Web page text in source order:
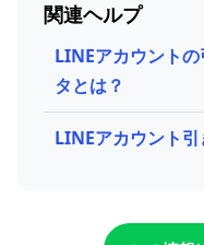
関連ヘルプ
LINEアカウント
タとは？
LINEアカウント